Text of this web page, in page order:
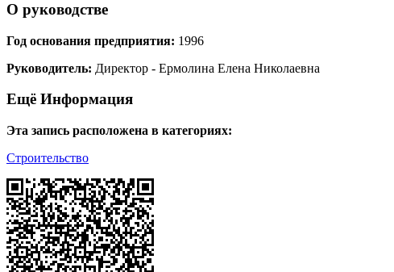
О руководстве
Год основания предприятия: 1996
Руководитель: Директор - Ермолина Елена Николаевна
Ещё Информация
Эта запись расположена в категориях:
Строительство